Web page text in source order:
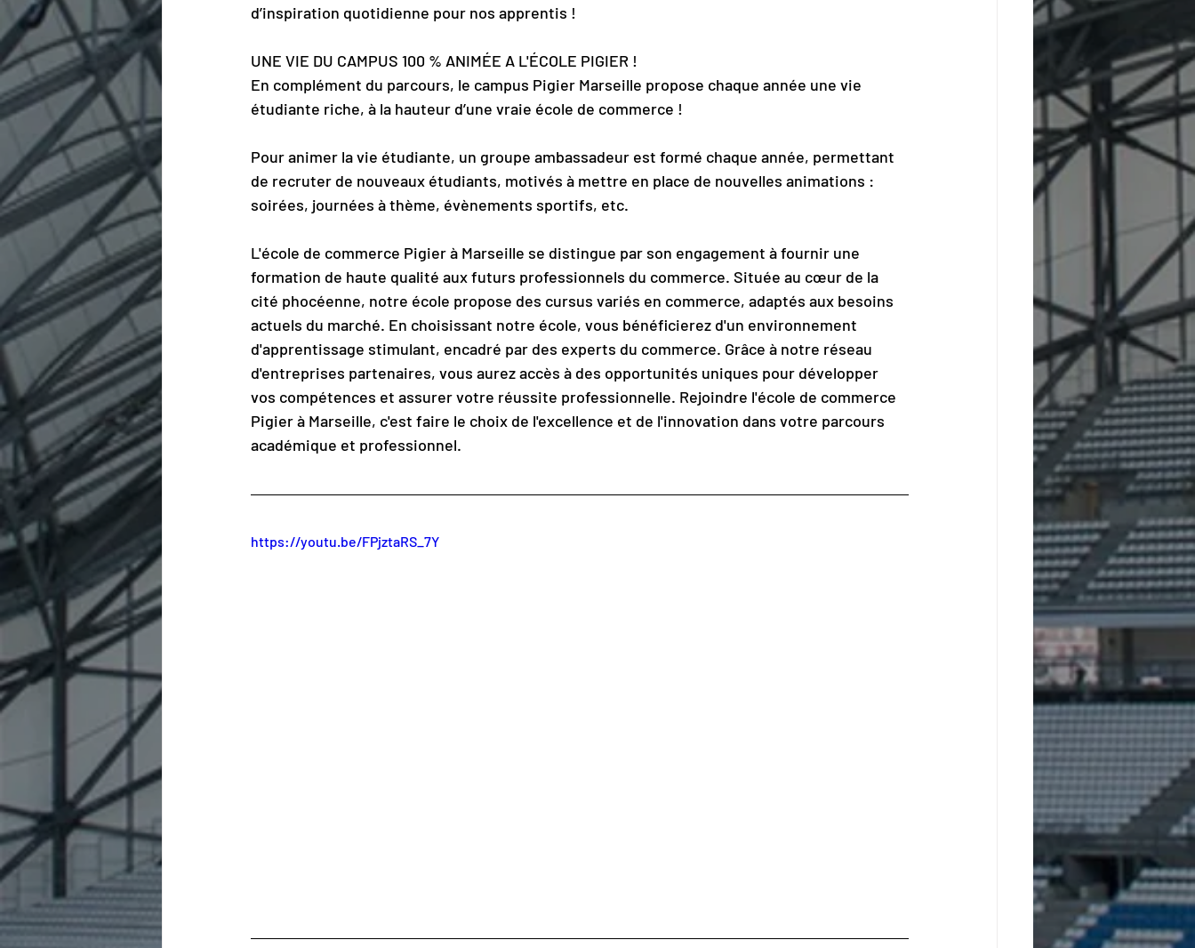
d’inspiration quotidienne pour nos apprentis !
UNE VIE DU CAMPUS 100 % ANIMÉE A L'ÉCOLE PIGIER !
En complément du parcours, le campus Pigier Marseille propose chaque année une vie
étudiante riche, à la hauteur d’une vraie école de commerce !
Pour animer la vie étudiante, un groupe ambassadeur est formé chaque année, permettant
de recruter de nouveaux étudiants, motivés à mettre en place de nouvelles animations :
soirées, journées à thème, évènements sportifs, etc.
L'école de commerce Pigier à Marseille se distingue par son engagement à fournir une
formation de haute qualité aux futurs professionnels du commerce. Située au cœur de la
cité phocéenne, notre école propose des cursus variés en commerce, adaptés aux besoins
actuels du marché. En choisissant notre école, vous bénéficierez d'un environnement
d'apprentissage stimulant, encadré par des experts du commerce. Grâce à notre réseau
d'entreprises partenaires, vous aurez accès à des opportunités uniques pour développer
vos compétences et assurer votre réussite professionnelle. Rejoindre l'école de commerce
Pigier à Marseille, c'est faire le choix de l'excellence et de l'innovation dans votre parcours
académique et professionnel.
https://youtu.be/FPjztaRS_7Y